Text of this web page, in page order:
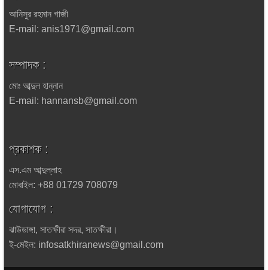
আনিসুর রহমান গাজী
E-mail: anis1971@gmail.com
সম্পাদক :
মোঃ আব্দুল হান্নান
E-mail: hannansb@gmail.com
প্রকাশক :
এস.এম আব্দুল্লাহ
মোবাইল: +88 01729 708079
যোগাযোগ :
ঝাউডাঙ্গা, সাতক্ষীরা সদর, সাতক্ষীরা।
ই-মেইল: infosatkhiranews@gmail.com